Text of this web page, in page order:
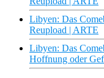
Libyen: Das
Reupload | ARTE
Libyen: Das
Hoffnung oder